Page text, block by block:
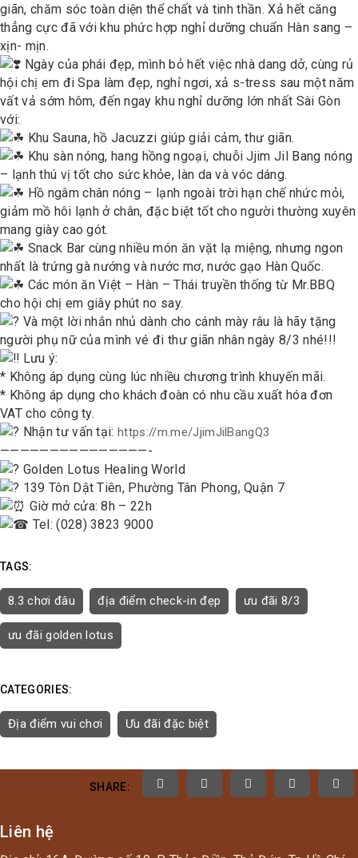
giãn, chăm sóc toàn diện thể chất và tinh thần. Xả hết căng
thẳng cực đã với khu phức hợp nghỉ dưỡng chuẩn Hàn sang –
xịn- mịn.
Ngày của phái đẹp, mình bỏ hết việc nhà dang dở, cùng rủ
hội chị em đi Spa làm đẹp, nghỉ ngơi, xả s-tress sau một năm
vất vả sớm hôm, đến ngay khu nghỉ dưỡng lớn nhất Sài Gòn
với:
Khu Sauna, hồ Jacuzzi giúp giải cảm, thư giãn.
Khu sàn nóng, hang hồng ngoại, chuỗi Jjim Jil Bang nóng
– lạnh thú vị tốt cho sức khỏe, làn da và vóc dáng.
Hồ ngâm chân nóng – lạnh ngoài trời hạn chế nhức mỏi,
giảm mồ hôi lạnh ở chân, đặc biệt tốt cho người thường xuyên
mang giày cao gót.
Snack Bar cùng nhiều món ăn vặt lạ miệng, nhưng ngon
nhất là trứng gà nướng và nước mơ, nước gạo Hàn Quốc.
Các món ăn Việt – Hàn – Thái truyền thống từ Mr.BBQ
cho hội chị em giây phút no say.
Và một lời nhắn nhủ dành cho cánh mày râu là hãy tặng
người phụ nữ của mình vé đi thư giãn nhân ngày 8/3 nhé!!!
Lưu ý:
* Không áp dụng cùng lúc nhiều chương trình khuyến mãi.
* Không áp dụng cho khách đoàn có nhu cầu xuất hóa đơn
VAT cho công ty.
Nhận tư vấn tại:https://m.me/JjimJilBangQ3
———————————————-
Golden Lotus Healing World
139 Tôn Dật Tiên, Phường Tân Phong, Quận 7
Giờ mở cửa: 8h – 22h
Tel: (028) 3823 9000
TAGS:
8.3 chơi đâu địa điểm check-in đẹp ưu đãi 8/3
ưu đãi golden lotus
CATEGORIES:
Địa điểm vui chơi Ưu đãi đặc biệt
SHARE:
Liên hệ